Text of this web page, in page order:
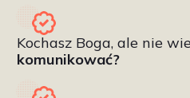
Kochasz Boga, ale nie
komunikować?